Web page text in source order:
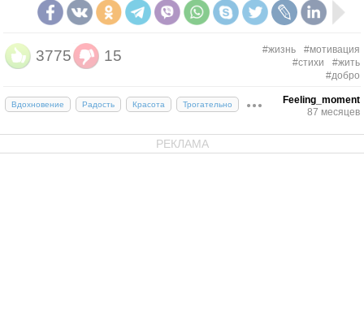
3775 15 #жизнь
#мотивация
#стихи
#жить
#добро
Вдохновение Радость Красота Трогательно
Feeling_moment
87 месяцев
РЕКЛАМА